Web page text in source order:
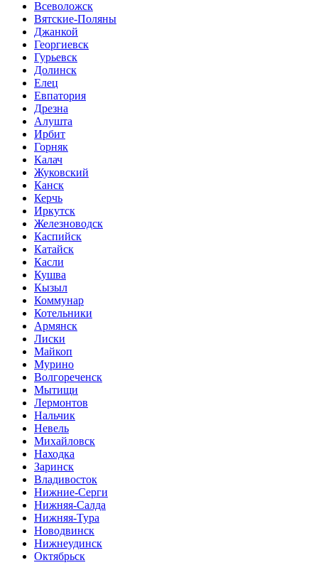
Всеволожск
Вятские-Поляны
Джанкой
Георгиевск
Гурьевск
Долинск
Елец
Евпатория
Дрезна
Алушта
Ирбит
Горняк
Калач
Жуковский
Канск
Керчь
Иркутск
Железноводск
Каспийск
Катайск
Касли
Кушва
Кызыл
Коммунар
Котельники
Армянск
Лиски
Майкоп
Мурино
Волгореченск
Мытищи
Лермонтов
Нальчик
Невель
Михайловск
Находка
Заринск
Владивосток
Нижние-Серги
Нижняя-Салда
Нижняя-Тура
Новодвинск
Нижнеудинск
Октябрьск